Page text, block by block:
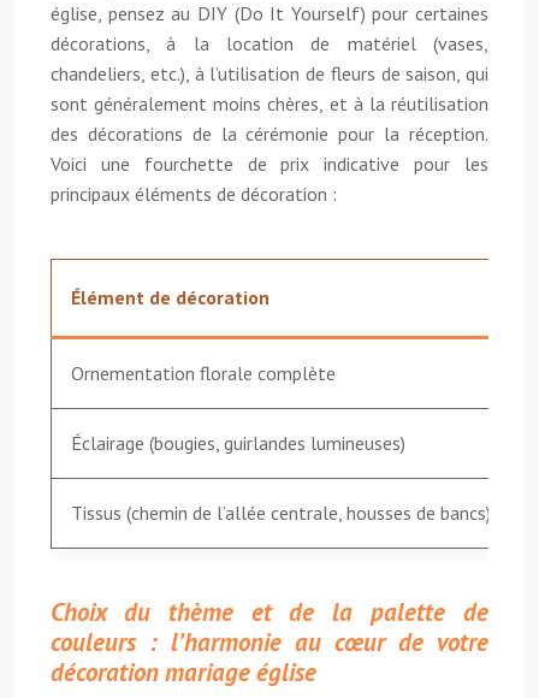
église, pensez au DIY (Do It Yourself) pour certaines
décorations, à la location de matériel (vases,
chandeliers, etc.), à l’utilisation de fleurs de saison, qui
sont généralement moins chères, et à la réutilisation
des décorations de la cérémonie pour la réception.
Voici une fourchette de prix indicative pour les
principaux éléments de décoration :
Élément de décoration
Ornementation florale complète
Éclairage (bougies, guirlandes lumineuses)
Tissus (chemin de l’allée centrale, housses de bancs)
Choix du thème et de la palette de
couleurs : l’harmonie au cœur de votre
décoration mariage église